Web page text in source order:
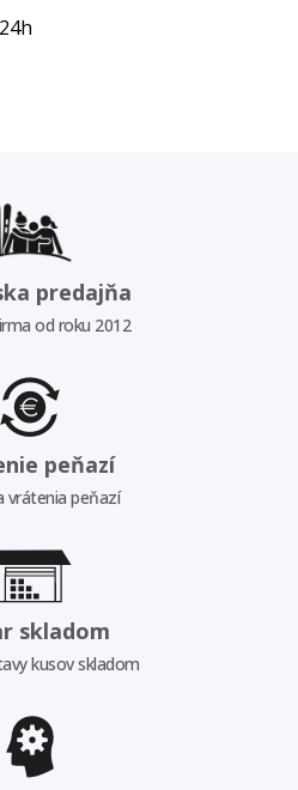
predajňa
od roku 2012
peňazí
vrátenia peňazí
skladom
kusov skladom